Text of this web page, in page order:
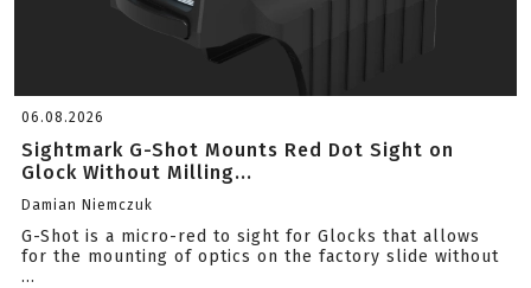
06.08.2026
Sightmark G-Shot Mounts Red Dot Sight on
Glock Without Milling...
Damian Niemczuk
G-Shot is a micro-red to sight for Glocks that allows
for the mounting of optics on the factory slide without
...